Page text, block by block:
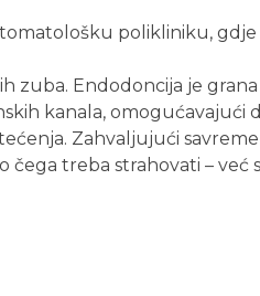
polikliniku,
zuba. Endodoncija je
kanala, omogućavajući
Zahvaljujući
čega treba strahovati –